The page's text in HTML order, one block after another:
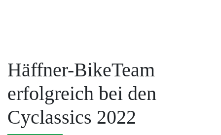
Häffner-BikeTeam
erfolgreich bei den
Cyclassics 2022